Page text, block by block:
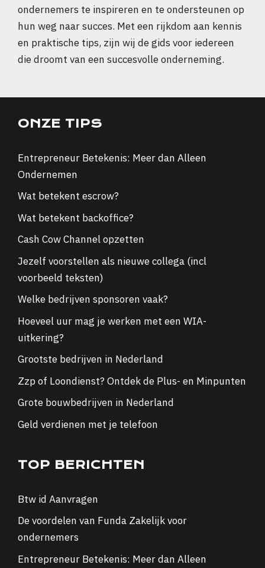
ondernemers te inspireren en te ondersteunen op
hun weg naar succes. Met een rijkdom aan kennis
en praktische tips, zijn wij de gids voor iedereen
die droomt van een succesvolle onderneming.
ONZE TIPS
Entrepreneur Betekenis: Meer dan Alleen
Ondernemen
Wat betekent escrow?
Wat betekent backoffice?
Cash Cow Channel opzetten
Jezelf voorstellen als nieuwe collega (incl
voorbeeld teksten)
Welke bedrijven sponsoren vaak?
Hoeveel uur mag je werken met een WIA-
uitkering?
Grootste bedrijven in Nederland
Zzp of Loondienst? Ontdek de Plus- en Minpunten
Grote bouwbedrijven in Nederland
Geld verdienen met je telefoon
TOP BERICHTEN
Btw id Aanvragen
De voordelen van Funda Zakelijk voor
ondernemers
Entrepreneur Betekenis: Meer dan Alleen